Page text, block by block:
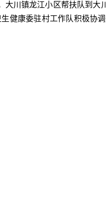
大川镇龙江小区帮扶队到大
生健康委驻村工作队积极协